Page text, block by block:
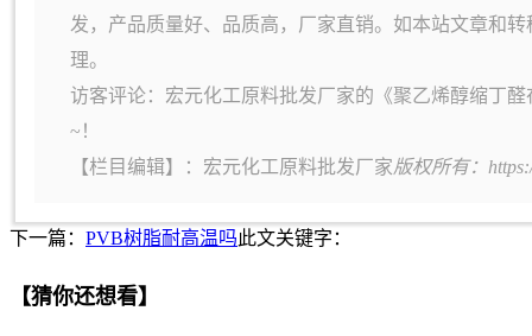
发，产品质量好、品质高，厂家直销。如本站文章和
理。
访客评论：宏元化工原料批发厂家的《聚乙烯醇缩丁
~！
【栏目编辑】： 宏元化工原料批发厂家版权所有：
下一篇： PVB树脂耐高温吗此文关键字：
【猜你还想看】